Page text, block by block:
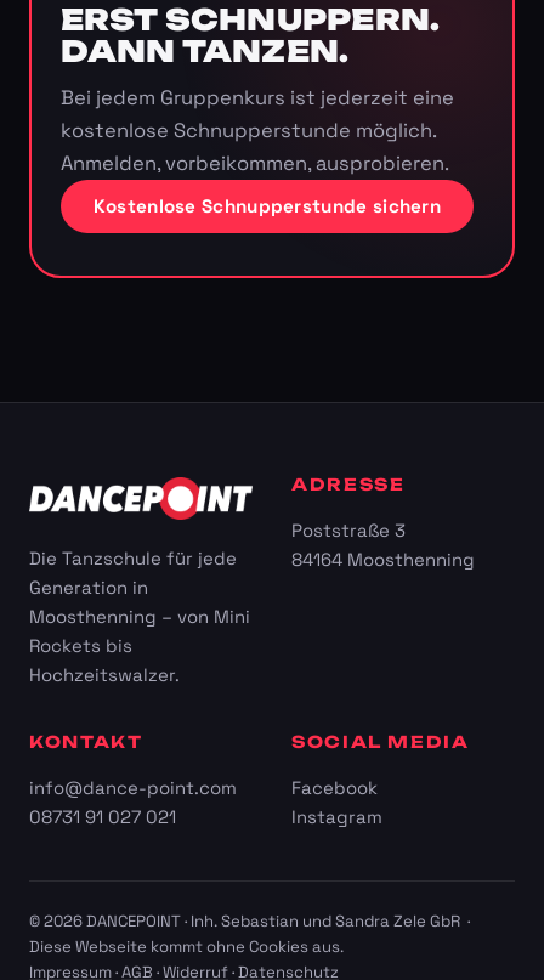
ERST SCHNUPPERN.
DANN TANZEN.
Bei jedem Gruppenkurs ist jederzeit eine
kostenlose Schnupperstunde möglich.
Anmelden, vorbeikommen, ausprobieren.
Kostenlose Schnupperstunde sichern
Die Tanzschule für jede
Generation in
Moosthenning – von Mini
Rockets bis
Hochzeitswalzer.
ADRESSE
Poststraße 3
84164 Moosthenning
KONTAKT
info@dance-point.com
08731 91 027 021
SOCIAL MEDIA
Facebook
Instagram
© 2026 DANCEPOINT · Inh. Sebastian und Sandra Zele GbR ·
Diese Webseite kommt ohne Cookies aus.
Impressum·AGB ·Widerruf·Datenschutz